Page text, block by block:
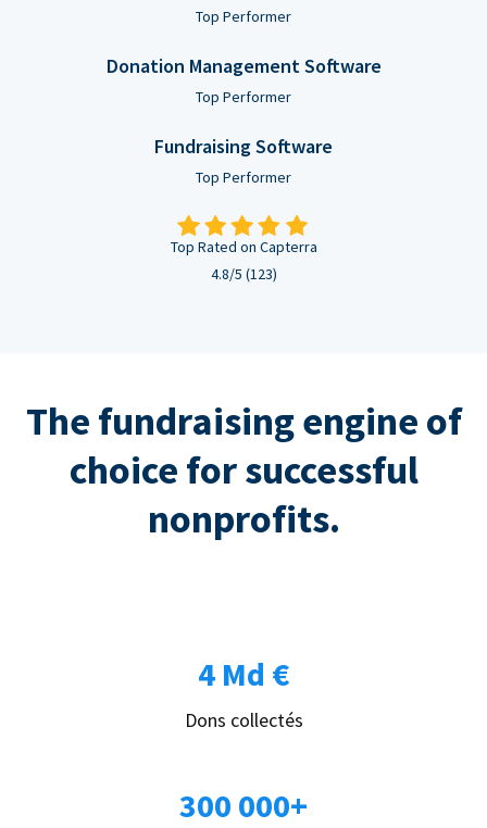
Top Performer
Donation Management Software
Top Performer
Fundraising Software
Top Performer
Top Rated on Capterra
4.8/5 (123)
The fundraising engine of
choice for successful
nonprofits.
4 Md €
Dons collectés
300 000+